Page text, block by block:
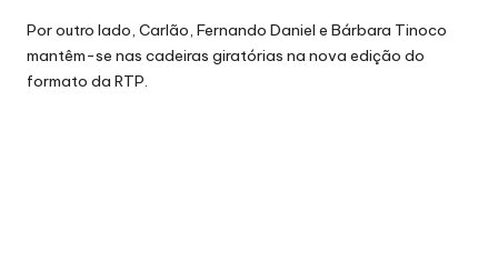
Por outro lado, Carlão, Fernando Daniel e Bárbara Tinoco
mantêm-se nas cadeiras giratórias na nova edição do
formato da RTP.